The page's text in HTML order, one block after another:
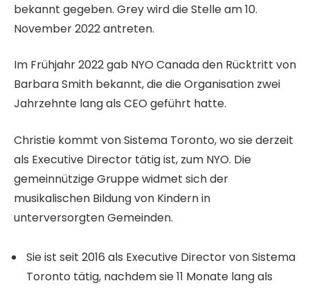
bekannt gegeben. Grey wird die Stelle am 10.
November 2022 antreten.
Im Frühjahr 2022 gab NYO Canada den Rücktritt von
Barbara Smith bekannt, die die Organisation zwei
Jahrzehnte lang als CEO geführt hatte.
Christie kommt von Sistema Toronto, wo sie derzeit
als Executive Director tätig ist, zum NYO. Die
gemeinnützige Gruppe widmet sich der
musikalischen Bildung von Kindern in
unterversorgten Gemeinden.
Sie ist seit 2016 als Executive Director von Sistema
Toronto tätig, nachdem sie 11 Monate lang als